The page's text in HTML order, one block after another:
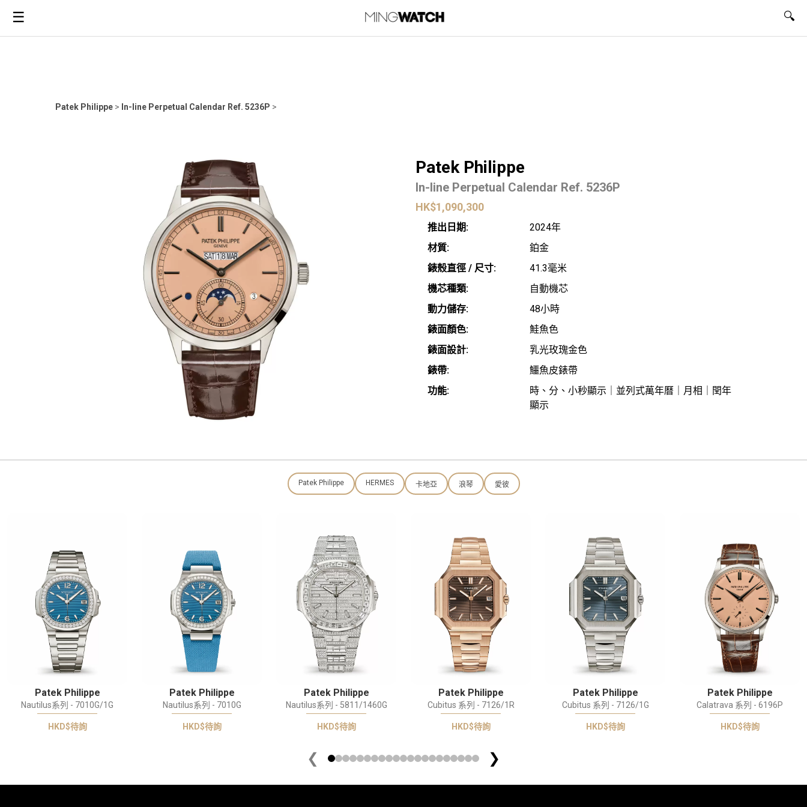
☰ 🔍
Patek Philippe > In-line Perpetual Calendar Ref. 5236P >
Patek Philippe
In-line Perpetual Calendar Ref. 5236P
HK$1,090,300
推出日期:
2024年
材質:
鉑金
錶殼直徑 / 尺寸:
41.3毫米
機芯種類:
自動機芯
動力儲存:
48小時
錶面顏色:
鮭魚色
錶面設計:
乳光玫瑰金色
錶帶:
鱷魚皮錶帶
功能:
時、分、小秒顯示｜並列式萬年曆｜月相｜閏年
顯示
Patek Philippe HERMES 卡地亞 浪琴 愛彼
Patek Philippe
Nautilus系列 - 7010G/1G
HKD$待詢
Patek Philippe
Nautilus系列 - 7010G
HKD$待詢
Patek Philippe
Nautilus系列 - 5811/1460G
HKD$待詢
Patek Philippe
Cubitus 系列 - 7126/1R
HKD$待詢
Patek Philippe
Cubitus 系列 - 7126/1G
HKD$待詢
Patek Philippe
Calatrava 系列 - 6196P
HKD$待詢
❮ ❯